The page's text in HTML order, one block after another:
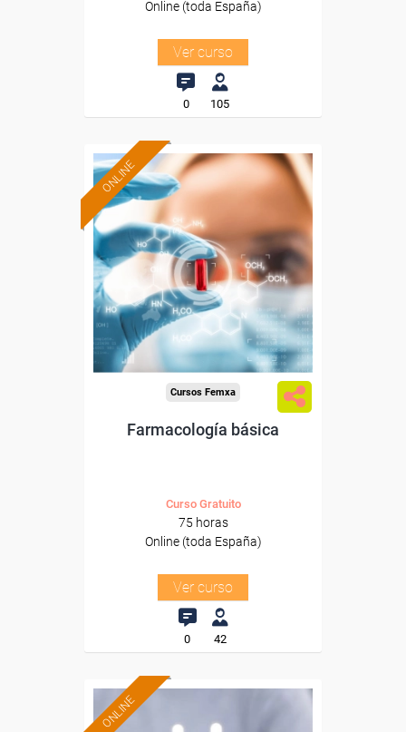
Online (toda España)
Ver curso
0 105
ONLINE
Formación 100%
subvencionada.
Para desempleados,
trabajadores y autónomos.
Sector
-Sanidad.
Cursos Femxa
Farmacología básica
Curso Gratuito
75 horas
Online (toda España)
Ver curso
0 42
ONLINE